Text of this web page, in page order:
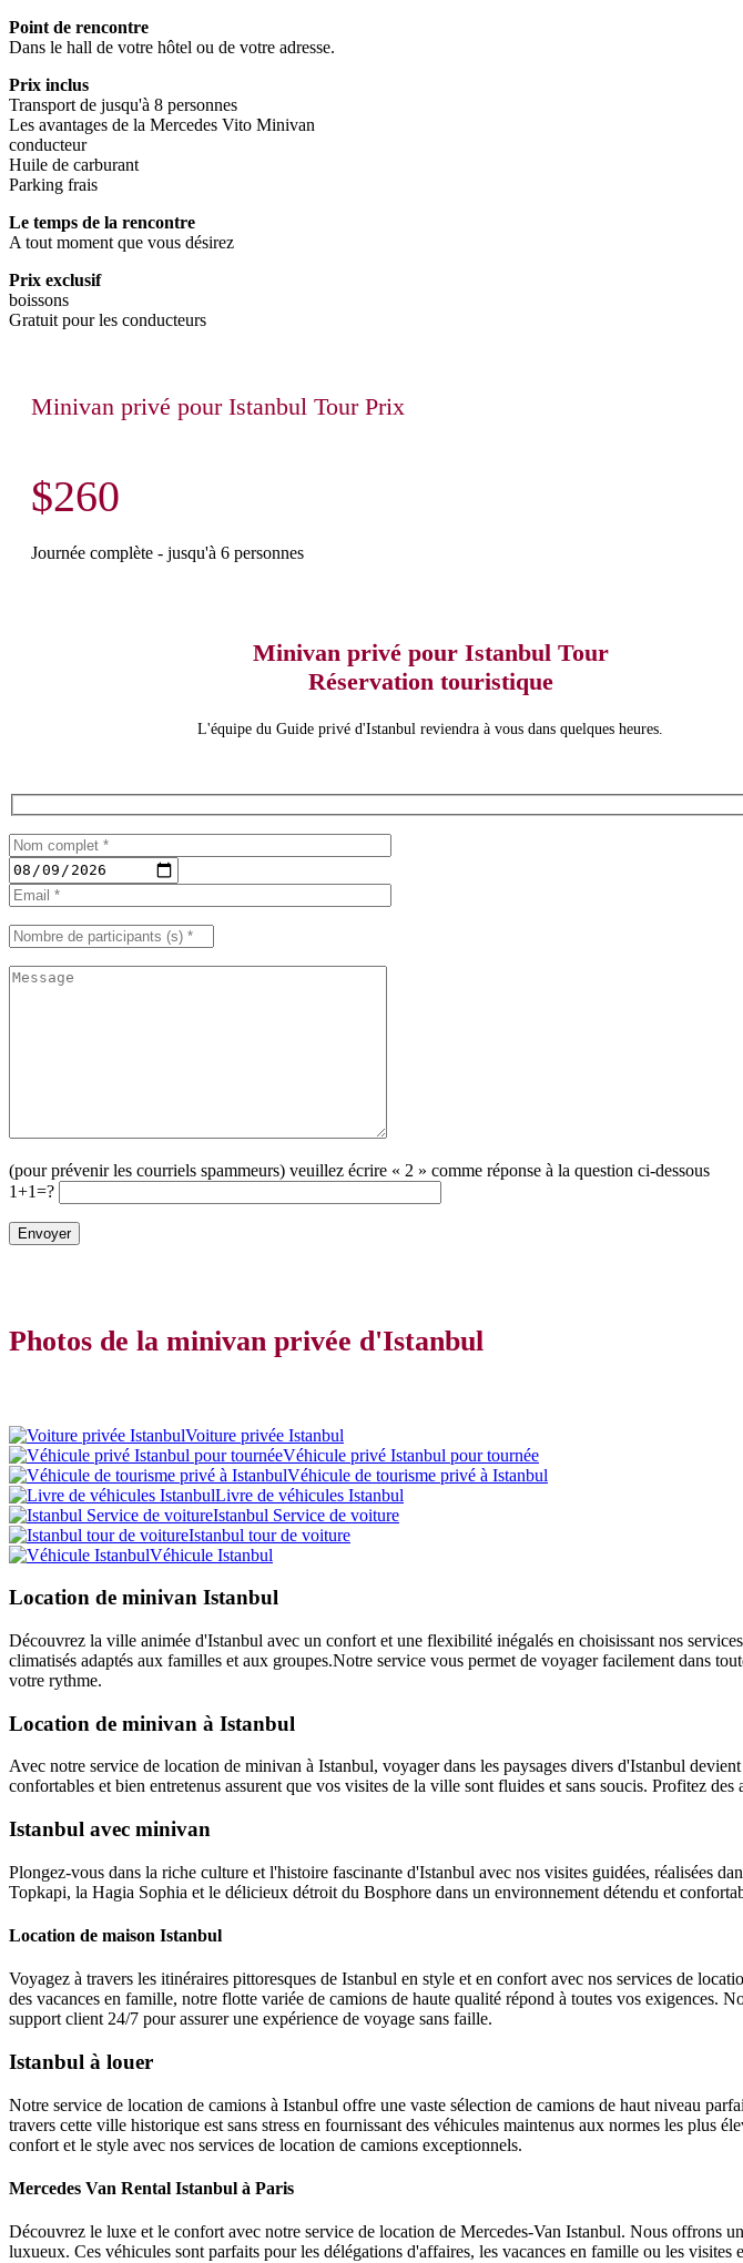
Point de rencontre
Dans le hall de votre hôtel ou de votre adresse.
Prix inclus
Transport de jusqu'à 8 personnes
Les avantages de la Mercedes Vito Minivan
conducteur
Huile de carburant
Parking frais
Le temps de la rencontre
A tout moment que vous désirez
Prix exclusif
boissons
Gratuit pour les conducteurs
Minivan privé pour Istanbul Tour Prix
$260
Journée complète - jusqu'à 6 personnes
Minivan privé pour Istanbul Tour
Réservation touristique
L'équipe du Guide privé d'Istanbul reviendra à vous dans quelques heures.
(pour prévenir les courriels spammeurs) veuillez écrire « 2 » comme réponse à la question ci-dessous
1+1=?
Photos de la minivan privée d'Istanbul
Voiture privée Istanbul
Véhicule privé Istanbul pour tournée
Véhicule de tourisme privé à Istanbul
Livre de véhicules Istanbul
Istanbul Service de voiture
Istanbul tour de voiture
Véhicule Istanbul
Location de minivan Istanbul
Découvrez la ville animée d'Istanbul avec un confort et une flexibilité inégalés en choisissant nos
climatisés adaptés aux familles et aux groupes.Notre service vous permet de voyager facilement dans
votre rythme.
Location de minivan à Istanbul
Avec notre service de location de minivan à Istanbul, voyager dans les paysages divers d'Istanbul
confortables et bien entretenus assurent que vos visites de la ville sont fluides et sans soucis. Profitez
Istanbul avec minivan
Plongez-vous dans la riche culture et l'histoire fascinante d'Istanbul avec nos visites guidées, réalisées
Topkapi, la Hagia Sophia et le délicieux détroit du Bosphore dans un environnement détendu et
Location de maison Istanbul
Voyagez à travers les itinéraires pittoresques de Istanbul en style et en confort avec nos services de
des vacances en famille, notre flotte variée de camions de haute qualité répond à toutes vos
support client 24/7 pour assurer une expérience de voyage sans faille.
Istanbul à louer
Notre service de location de camions à Istanbul offre une vaste sélection de camions de haut niveau
travers cette ville historique est sans stress en fournissant des véhicules maintenus aux normes les plus
confort et le style avec nos services de location de camions exceptionnels.
Mercedes Van Rental Istanbul à Paris
Découvrez le luxe et le confort avec notre service de location de Mercedes-Van Istanbul. Nous offrons
luxueux. Ces véhicules sont parfaits pour les délégations d'affaires, les vacances en famille ou les